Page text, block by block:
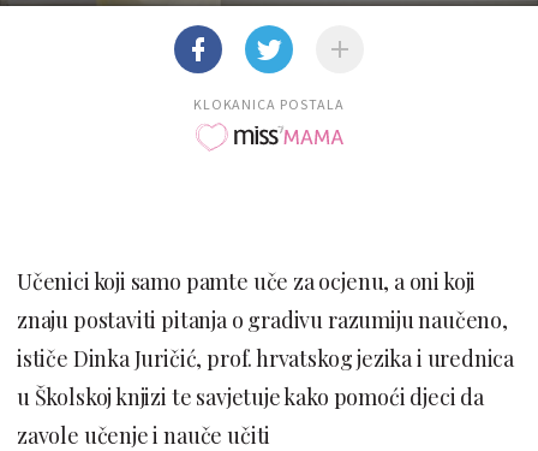
KLOKANICA POSTALA
Učenici koji samo pamte uče za ocjenu, a oni koji
znaju postaviti pitanja o gradivu razumiju naučeno,
ističe Dinka Juričić, prof. hrvatskog jezika i urednica
u Školskoj knjizi te savjetuje kako pomoći djeci da
zavole učenje i nauče učiti